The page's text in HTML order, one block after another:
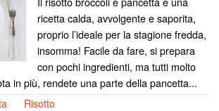
ricetta calda, avvolgente e saporita,
proprio l’ideale per la stagione fredda,
insomma! Facile da fare, si prepara
con pochi ingredienti, ma tutti molto
in più, rendete una parte della pancetta...
Risotto